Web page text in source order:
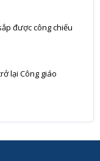
được công chiếu
lại Công giáo